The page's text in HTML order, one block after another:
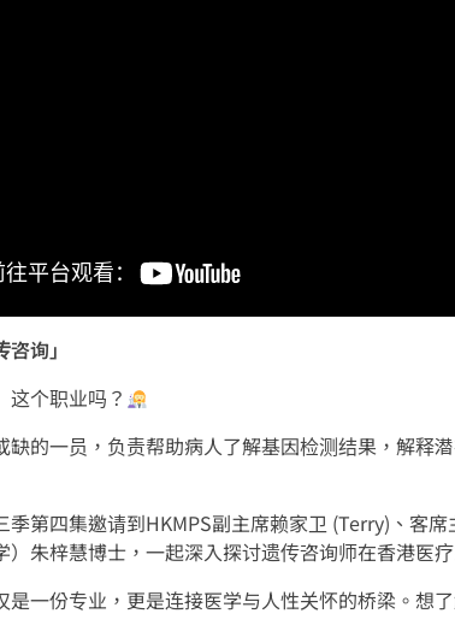
询」
这个职业吗？
缺的一员，负责帮助病人了解基因检测结果，解释
季第四集邀请到HKMPS副主席赖家卫 (Terry)、客
）朱梓慧博士，一起深入探讨遗传咨询师在香港医
是一份专业，更是连接医学与人性关怀的桥梁。想